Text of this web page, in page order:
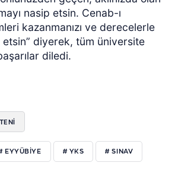
nasip etsin. Cenab-ı
kazanmanızı ve derecelerle
diyerek, tüm üniversite
diledi.
EYYÜBİYE # YKS # SINAV